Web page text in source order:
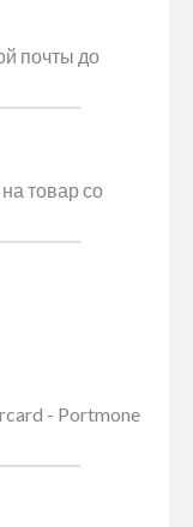
почты до
товар со
- Portmone